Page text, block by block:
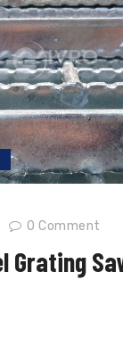
0 Comment
Grating